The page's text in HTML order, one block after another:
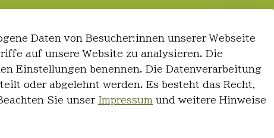
Daten von Besucher:innen unserer Webseite
auf unsere Website zu analysieren. Die
Einstellungen benennen. Die Datenverarbeitung
oder abgelehnt werden. Es besteht das Recht,
Sie unser Impressum und weitere Hinweise